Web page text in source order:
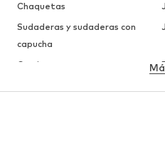
Chaquetas
Sudaderas y sudaderas con
capucha
Camisetas